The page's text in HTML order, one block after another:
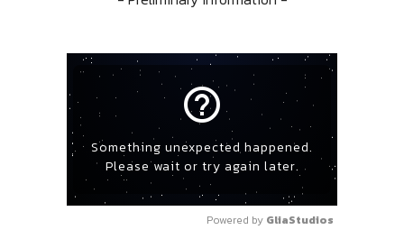
help_outline
Something unexpected happened.
Please wait or try again later.
Powered by GliaStudios